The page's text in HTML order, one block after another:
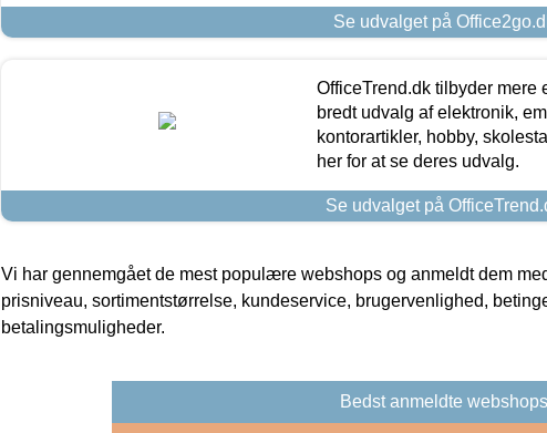
Se udvalget på
OfficeTrend.dk tilbyder mere
bredt udvalg af elektronik,
kontorartikler, hobby,
her for at se deres udvalg.
Se udvalget på
Vi har gennemgået de mest populære webshops og anmeldt dem
prisniveau, sortimentstørrelse, kundeservice, brugervenlighed,
betalingsmuligheder.
Bedst anmeldte webshops